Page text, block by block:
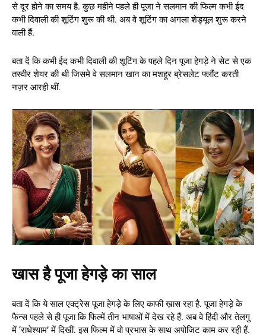
से दूर होने का समय है. कुछ महीने पहले ही पूजा ने सलमान की फिल्म कभी ईद
कभी दिवाली की शूटिंग शुरू की थी. अब वे शूटिंग का अगला शेड्यूल शुरू करने
वाली हैं.
बता दें कि कभी ईद कभी दिवाली की शूटिंग के पहले दिन पूजा हेगड़े ने सेट से एक
तस्वीर शेयर की थी जिसमे वे सलमान खान का मशहूर ब्रेसलेट फ्लौंट करती
नज़र आरही थीं.
खास है पूजा हेगड़े का साल
बता दें कि ये साल एक्ट्रेस पूजा हेगड़े के लिए काफी ख़ास रहा है. पूजा हेगड़े के
फैन्स पहले से ही पूजा कि फिल्में तीन भाषाओं में देख रहे हैं. अब वे हिंदी और तेलगु
में ‘राधेश्याम’ में दिखीं. इस फिल्म में वो प्रभास के साथ अपोजिट काम कर रही हैं.